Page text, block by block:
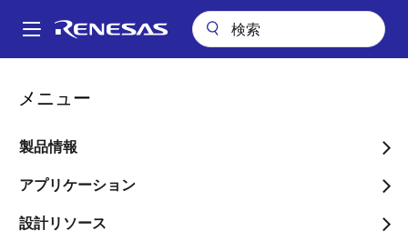
ン
Main
メニュー
製品情報
アプリケーション
設計リソース
パ
ン
く
ず
ページセクションへ移動：